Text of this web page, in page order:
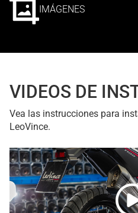
IMÁGENES
VIDEOS DE
Vea las instrucciones para
LeoVince.